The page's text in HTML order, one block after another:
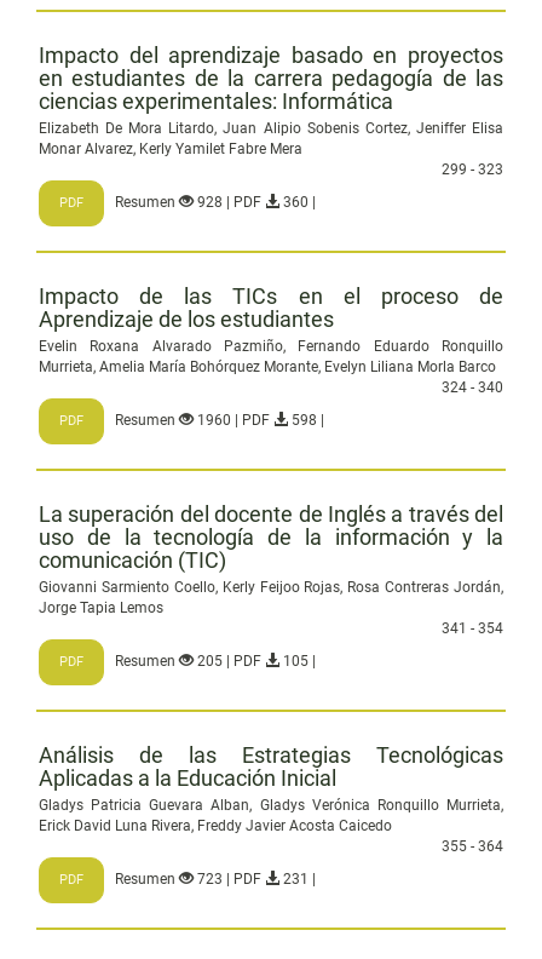
Impacto del aprendizaje basado en proyectos
en estudiantes de la carrera pedagogía de las
ciencias experimentales: Informática
Elizabeth De Mora Litardo, Juan Alipio Sobenis Cortez, Jeniffer Elisa
Monar Alvarez, Kerly Yamilet Fabre Mera
299 - 323
PDF Resumen 928 | PDF 360 |
Impacto de las TICs en el proceso de
Aprendizaje de los estudiantes
Evelin Roxana Alvarado Pazmiño, Fernando Eduardo Ronquillo
Murrieta, Amelia María Bohórquez Morante, Evelyn Liliana Morla Barco
324 - 340
PDF Resumen 1960 | PDF 598 |
La superación del docente de Inglés a través del
uso de la tecnología de la información y la
comunicación (TIC)
Giovanni Sarmiento Coello, Kerly Feijoo Rojas, Rosa Contreras Jordán,
Jorge Tapia Lemos
341 - 354
PDF Resumen 205 | PDF 105 |
Análisis de las Estrategias Tecnológicas
Aplicadas a la Educación Inicial
Gladys Patricia Guevara Alban, Gladys Verónica Ronquillo Murrieta,
Erick David Luna Rivera, Freddy Javier Acosta Caicedo
355 - 364
PDF Resumen 723 | PDF 231 |